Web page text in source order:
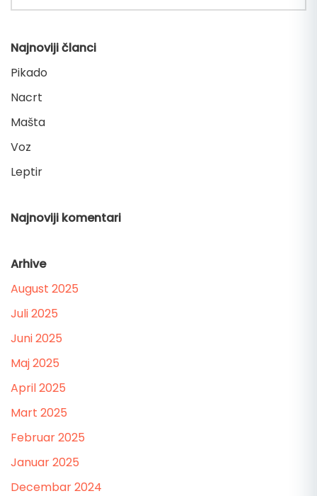
Najnoviji članci
Pikado
Nacrt
Mašta
Voz
Leptir
Najnoviji komentari
Arhive
August 2025
Juli 2025
Juni 2025
Maj 2025
April 2025
Mart 2025
Februar 2025
Januar 2025
Decembar 2024